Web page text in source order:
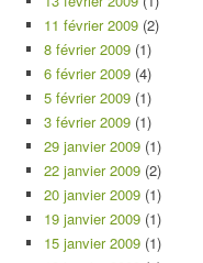
11 février 2009 (2)
8 février 2009 (1)
6 février 2009 (4)
5 février 2009 (1)
3 février 2009 (1)
29 janvier 2009 (1)
22 janvier 2009 (2)
20 janvier 2009 (1)
19 janvier 2009 (1)
15 janvier 2009 (1)